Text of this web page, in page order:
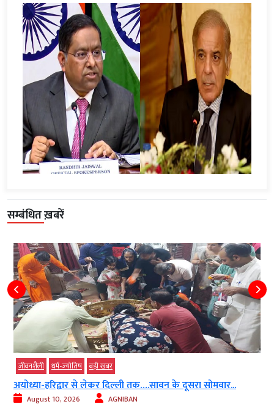
सम्बंधित ख़बरें
जीवनशैली धर्म-ज्‍योतिष बड़ी खबर
अयोध्या-हरिद्वार से लेकर दिल्ली तक….सावन के दूसरा सोमवार...
August 10, 2026 AGNIBAN